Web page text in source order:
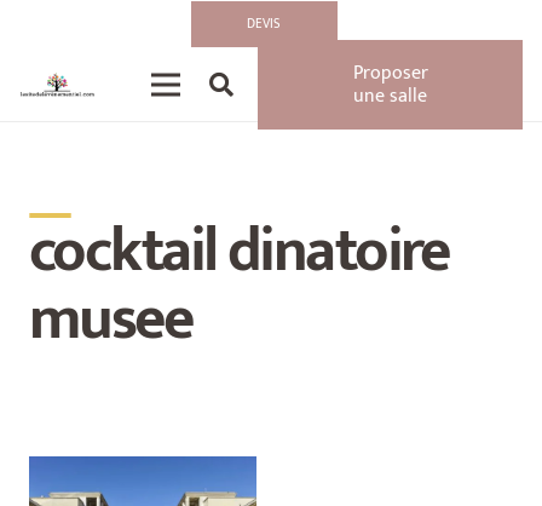
DEVIS
Proposer
une salle
__
cocktail dinatoire
musee